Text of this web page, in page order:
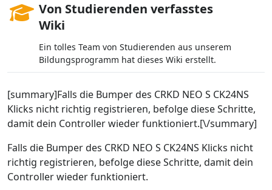
Von Studierenden verfasstes
Wiki
Ein tolles Team von Studierenden aus unserem
Bildungsprogramm hat dieses Wiki erstellt.
[summary]Falls die Bumper des CRKD NEO S CK24NS
Klicks nicht richtig registrieren, befolge diese Schritte,
damit dein Controller wieder funktioniert.[\/summary]
Falls die Bumper des CRKD NEO S CK24NS Klicks nicht
richtig registrieren, befolge diese Schritte, damit dein
Controller wieder funktioniert.